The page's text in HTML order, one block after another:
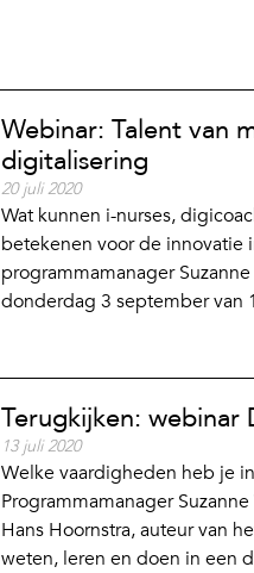
Webinar: Talent van
digitalisering
20 juli 2020
Wat kunnen i-nurses,
betekenen voor de innovatie
programmamanager
donderdag 3 september van
Terugkijken:
13 juli 2020
Welke vaardigheden heb je
Programmamanager
Hans Hoornstra, auteur van
weten, leren en doen in een